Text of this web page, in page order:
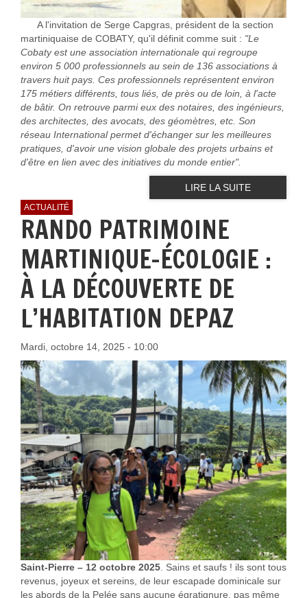
A l'invitation de Serge Capgras, président de la section
martiniquaise de COBATY, qu'il définit comme suit : "Le
Cobaty est une association internationale qui regroupe
environ 5 000 professionnels au sein de 136 associations à
travers huit pays. Ces professionnels représentent environ
175 métiers différents, tous liés, de près ou de loin, à l'acte
de bâtir. On retrouve parmi eux des notaires, des ingénieurs,
des architectes, des avocats, des géomètres, etc. Son
réseau International permet d'échanger sur les meilleures
pratiques, d'avoir une vision globale des projets urbains et
d'être en lien avec des initiatives du monde entier".
LIRE LA SUITE
ACTUALITÉ
RANDO PATRIMOINE
MARTINIQUE-ÉCOLOGIE :
À LA DÉCOUVERTE DE
L’HABITATION DEPAZ
Mardi, octobre 14, 2025 - 10:00
Saint-Pierre – 12 octobre 2025 . Sains et saufs ! ils sont tous
revenus, joyeux et sereins, de leur escapade dominicale sur
les abords de la Pelée sans aucune égratignure, pas même